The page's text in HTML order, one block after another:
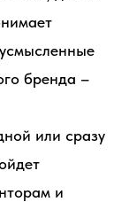
бренда –
или сразу
и